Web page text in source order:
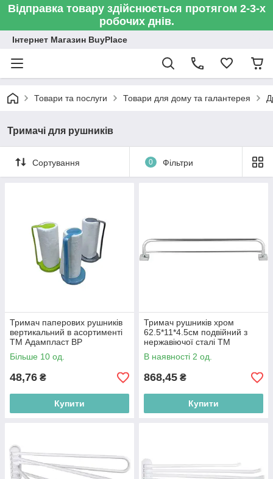
Відправка товару здійснюється протягом 2-3-х
робочих днів.
Інтернет Магазин BuyPlace
Товари та послуги Товари для дому та галантерея
Тримачі для рушників
Сортування 0 Фільтри
Тримач паперових рушників
вертикальний в асортименті
ТМ Адампласт BP
Більше 10 од.
48,76 ₴
Купити
Тримач рушників хром
62.5*11*4.5см подвійний з
нержавіючої сталі ТМ
BESSER BP
В наявності 2 од.
868,45 ₴
Купити